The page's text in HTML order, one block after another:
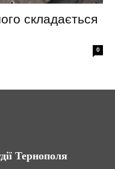
складається
0
Тернополя